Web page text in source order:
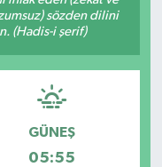
sözden dilini
(Hadis-i şerif)
GÜNEŞ
05:55